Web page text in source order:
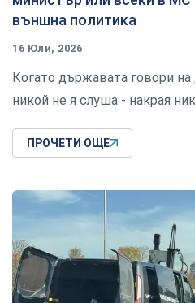
външна политика
16 Юли, 2026
Когато държавата говори на
никой не я слуша - накрая
ПРОЧЕТИ ОЩЕ